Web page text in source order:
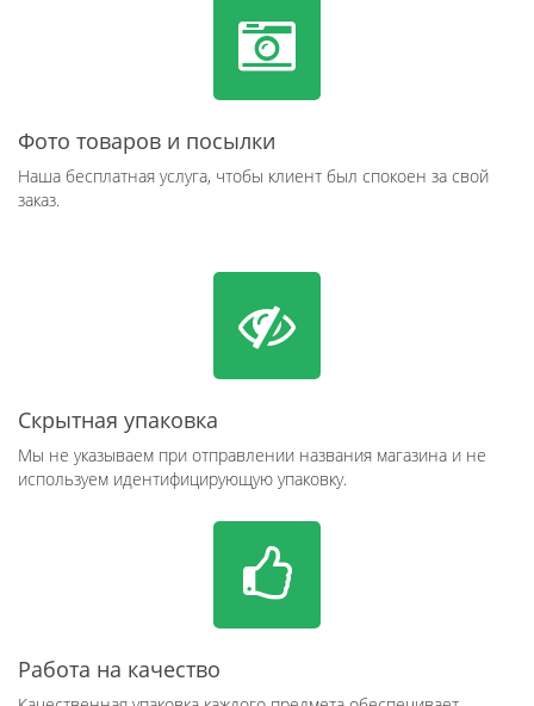
Фото товаров и посылки
Наша бесплатная услуга, чтобы клиент был спокоен за свой
заказ.
Скрытная упаковка
Мы не указываем при отправлении названия магазина и не
используем идентифицирующую упаковку.
Работа на качество